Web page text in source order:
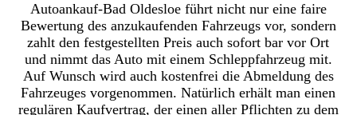
Autoankauf-Bad Oldesloe führt nicht nur eine faire
Bewertung des anzukaufenden Fahrzeugs vor, sondern
zahlt den festgestellten Preis auch sofort bar vor Ort
und nimmt das Auto mit einem Schleppfahrzeug mit.
Auf Wunsch wird auch kostenfrei die Abmeldung des
Fahrzeuges vorgenommen. Natürlich erhält man einen
regulären Kaufvertrag, der einen aller Pflichten zu dem